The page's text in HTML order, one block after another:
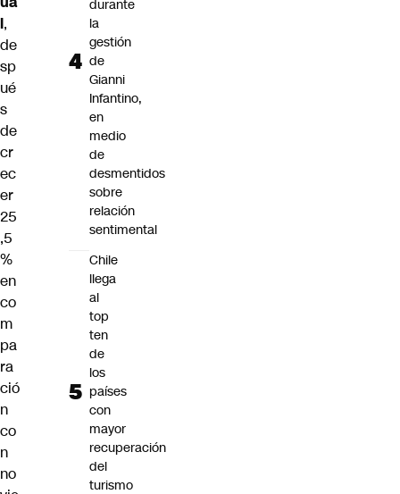
l,
de
sp
ué
s
de
cr
ec
er
25
,5
%
en
co
m
pa
ra
ció
n
co
n
no
durante
la
gestión
de
Gianni
Infantino,
en
medio
de
desmentidos
sobre
relación
sentimental
Chile
llega
al
top
ten
de
los
países
con
mayor
recuperación
del
turismo